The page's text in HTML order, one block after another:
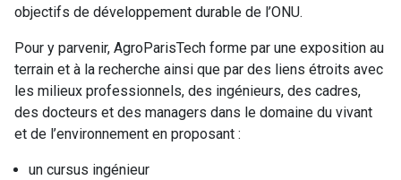
objectifs de développement durable de l’ONU.
Pour y parvenir, AgroParisTech forme par une exposition au
terrain et à la recherche ainsi que par des liens étroits avec
les milieux professionnels, des ingénieurs, des cadres,
des docteurs et des managers dans le domaine du vivant
et de l’environnement en proposant :
un cursus ingénieur